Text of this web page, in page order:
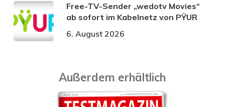
Free-TV-Sender „wedotv Movies“
ab sofort im Kabelnetz von PŸUR
6. August 2026
Außerdem erhältlich